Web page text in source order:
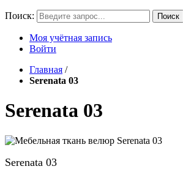
Поиск: Поиск
Моя учётная запись
Войти
Главная /
Serenata 03
Serenata 03
Serenata 03